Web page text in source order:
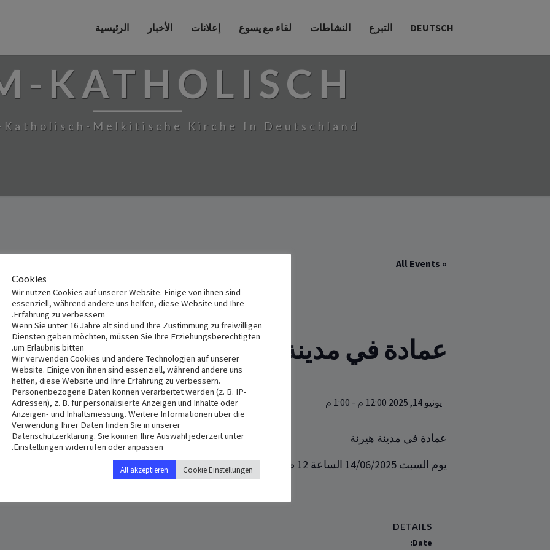
الرئيسية الأخبار إعلانات لقاء مع يسوع النشاطات التبرع DEUTSCH
KATHOLISCH
Katholisch-Melkitische Kirche In Deutschland
« All Events
عمادة في مدينة هيرنة
يونيو 14, 2025 12:00 م - 1:00 م
عمادة في مدينة هيرنة
يوم السبت 14/06/2025 الساعة 12 ظهراً
+ Add to Google Calendar
+ Add to iCalendar
DETAILS
Date:
Cookies
Wir nutzen Cookies auf unserer Website. Einige von ihnen sind
essenziell, während andere uns helfen, diese Website und Ihre
Erfahrung zu verbessern.
Wenn Sie unter 16 Jahre alt sind und Ihre Zustimmung zu freiwilligen
Diensten geben möchten, müssen Sie Ihre Erziehungsberechtigten
um Erlaubnis bitten.
Wir verwenden Cookies und andere Technologien auf unserer
Website. Einige von ihnen sind essenziell, während andere uns
helfen, diese Website und Ihre Erfahrung zu verbessern.
Personenbezogene Daten können verarbeitet werden (z. B. IP-
Adressen), z. B. für personalisierte Anzeigen und Inhalte oder
Anzeigen- und Inhaltsmessung. Weitere Informationen über die
Verwendung Ihrer Daten finden Sie in unserer
Datenschutzerklärung. Sie können Ihre Auswahl jederzeit unter
Einstellungen widerrufen oder anpassen.
Cookie Einstellungen
All akzeptieren